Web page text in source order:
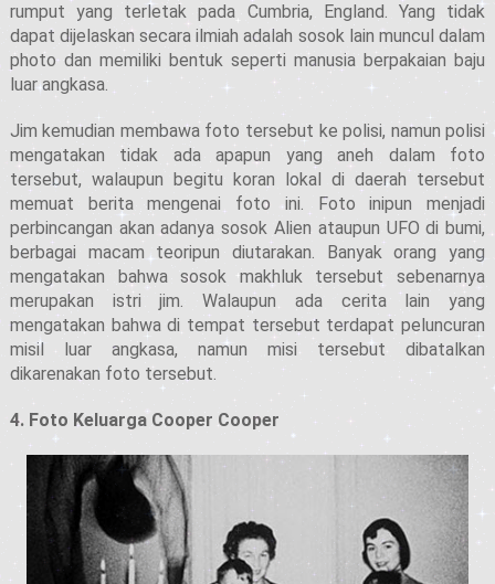
rumput yang terletak pada Cumbria, England. Yang tidak
dapat dijelaskan secara ilmiah adalah sosok lain muncul dalam
photo dan memiliki bentuk seperti manusia berpakaian baju
luar angkasa.
Jim kemudian membawa foto tersebut ke polisi, namun polisi
mengatakan tidak ada apapun yang aneh dalam foto
tersebut, walaupun begitu koran lokal di daerah tersebut
memuat berita mengenai foto ini. Foto inipun menjadi
perbincangan akan adanya sosok Alien ataupun UFO di bumi,
berbagai macam teoripun diutarakan. Banyak orang yang
mengatakan bahwa sosok makhluk tersebut sebenarnya
merupakan istri jim. Walaupun ada cerita lain yang
mengatakan bahwa di tempat tersebut terdapat peluncuran
misil luar angkasa, namun misi tersebut dibatalkan
dikarenakan foto tersebut.
4. Foto Keluarga Cooper Cooper